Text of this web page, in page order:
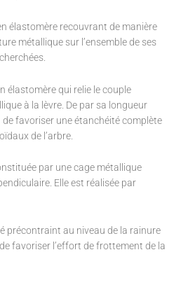
élastomère recouvrant de manière
métallique sur l’ensemble de ses
élastomère qui relie le couple
à la lèvre. De par sa longueur
favoriser une étanchéité complète
de l’arbre.
par une cage métallique
Elle est réalisée par
précontraint au niveau de la rainure
favoriser l’effort de frottement de la